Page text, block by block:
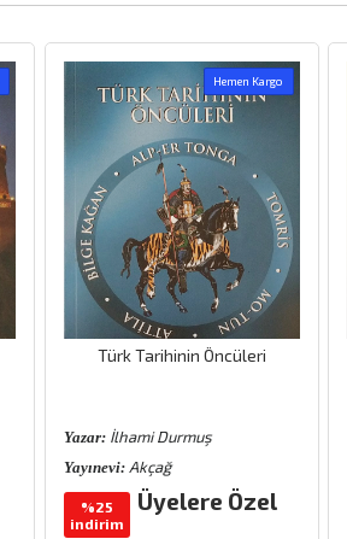
Hemen Kargo
Türk Tarihinin Öncüleri
Yazar: İlhami Durmuş
Yayınevi: Akçağ
%25
indirim
Üyelere Özel